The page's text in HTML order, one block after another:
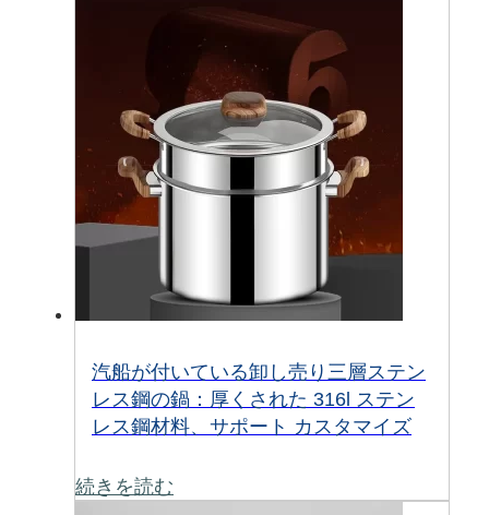
汽船が付いている卸し売り三層ステン
レス鋼の鍋：厚くされた 316l ステン
レス鋼材料、サポート カスタマイズ
続きを読む